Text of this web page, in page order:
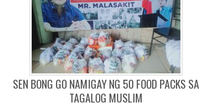
SEN BONG GO NAMIGAY NG 50 FOOD PACKS SA
TAGALOG MUSLIM